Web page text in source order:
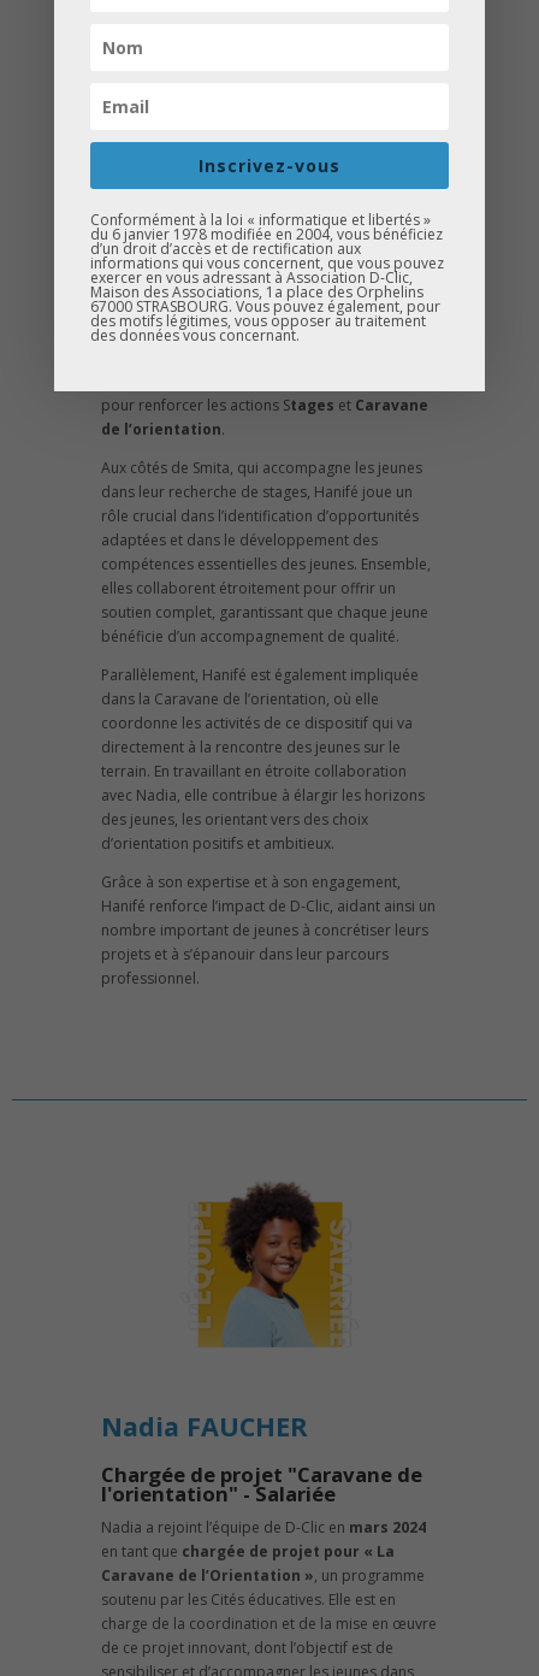
Hanifé DINC
Chargée d'accompagnement à la
réussite scolaire et
professionnelle - Salariée
pour renforcer les actions Stages et Caravane
de l’orientation.
Aux côtés de Smita, qui accompagne les jeunes
dans leur recherche de stages, Hanifé joue un
rôle crucial dans l’identification d’opportunités
adaptées et dans le développement des
compétences essentielles des jeunes. Ensemble,
elles collaborent étroitement pour offrir un
soutien complet, garantissant que chaque jeune
bénéficie d’un accompagnement de qualité.
Parallèlement, Hanifé est également impliquée
dans la Caravane de l’orientation, où elle
coordonne les activités de ce dispositif qui va
directement à la rencontre des jeunes sur le
terrain. En travaillant en étroite collaboration
avec Nadia, elle contribue à élargir les horizons
des jeunes, les orientant vers des choix
d’orientation positifs et ambitieux.
Grâce à son expertise et à son engagement,
Hanifé renforce l’impact de D-Clic, aidant ainsi un
nombre important de jeunes à concrétiser leurs
projets et à s’épanouir dans leur parcours
professionnel.
Nadia FAUCHER
Chargée de projet "Caravane de
l'orientation" - Salariée
Nadia a rejoint l’équipe de D-Clic en mars 2024
en tant que chargée de projet pour « La
Caravane de l’Orientation », un programme
soutenu par les Cités éducatives. Elle est en
charge de la coordination et de la mise en œuvre
de ce projet innovant, dont l’objectif est de
sensibiliser et d’accompagner les jeunes dans
Inscrivez-vous
Conformément à la loi « informatique et libertés »
du 6 janvier 1978 modifiée en 2004, vous bénéficiez
d’un droit d’accès et de rectification aux
informations qui vous concernent, que vous pouvez
exercer en vous adressant à Association D-Clic,
Maison des Associations, 1a place des Orphelins
67000 STRASBOURG. Vous pouvez également, pour
des motifs légitimes, vous opposer au traitement
des données vous concernant.